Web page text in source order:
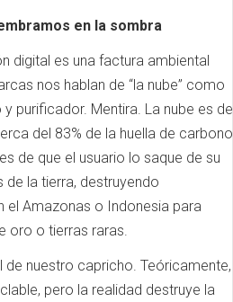
en la sombra
digital es una factura ambiental
nos hablan de “la nube” como
purificador. Mentira. La nube es de
del 83% de la huella de carbono
de que el usuario lo saque de su
de la tierra, destruyendo
Amazonas o Indonesia para
oro o tierras raras.
de nuestro capricho. Teóricamente,
pero la realidad destruye la